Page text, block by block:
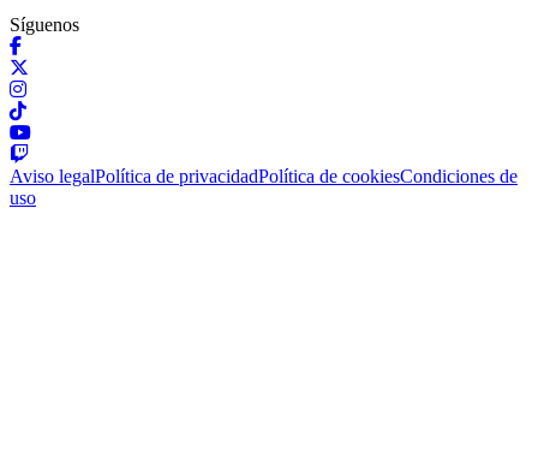
Síguenos
Aviso legalPolítica de privacidadPolítica de cookiesCondiciones de
uso